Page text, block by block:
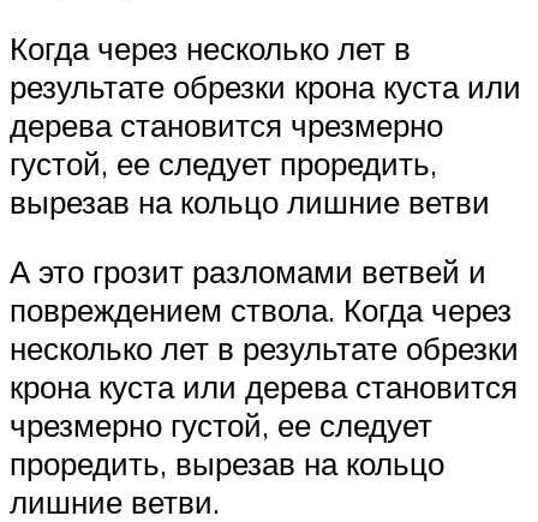
Когда через несколько лет в
результате обрезки крона куста или
дерева становится чрезмерно
густой, ее следует проредить,
вырезав на кольцо лишние ветви
А это грозит разломами ветвей и
повреждением ствола. Когда через
несколько лет в результате обрезки
крона куста или дерева становится
чрезмерно густой, ее следует
проредить, вырезав на кольцо
лишние ветви.